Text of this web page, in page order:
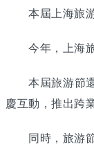
本屆上海旅游
今年，上海旅
本屆旅游節還
慶互動，推出跨
同時，旅游節